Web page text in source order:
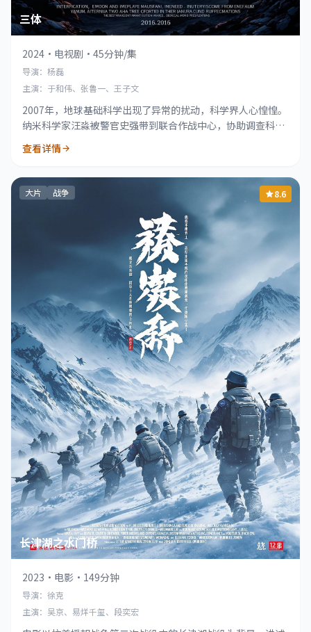
三体
2024 · 电视剧 · 45分钟/集
导演：杨磊
主演：于和伟、张鲁一、王子文
2007年，地球基础科学出现了异常的扰动，科学界人心惶惶。
纳米科学家汪淼被警官史强带到联合作战中心，协助调查科学
水面。
查看详情
大片 战争 8.6
长津湖之水门桥
2023 · 电影 · 149分钟
导演：徐克
主演：吴京、易烊千玺、段奕宏